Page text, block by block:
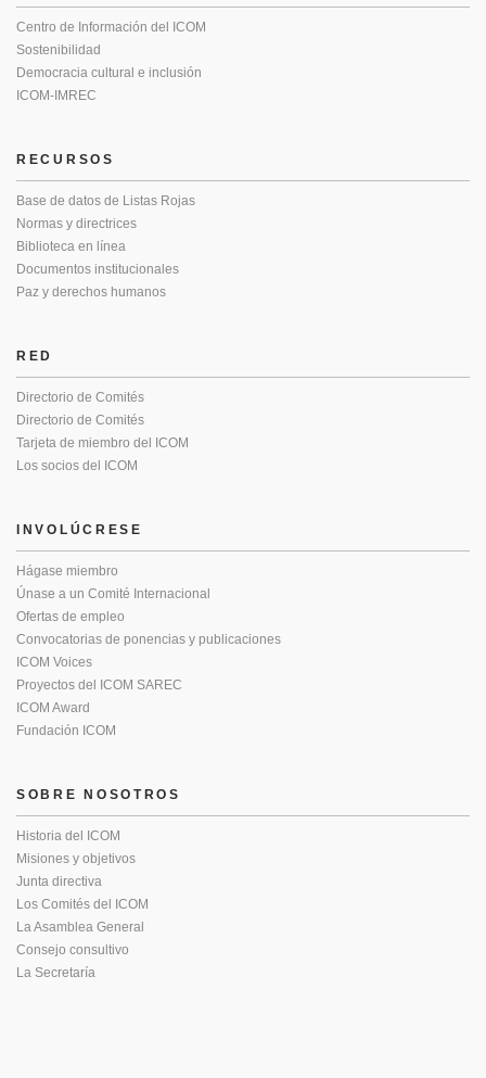
Centro de Información del ICOM
Sostenibilidad
Democracia cultural e inclusión
ICOM-IMREC
RECURSOS
Base de datos de Listas Rojas
Normas y directrices
Biblioteca en línea
Documentos institucionales
Paz y derechos humanos
RED
Directorio de Comités
Directorio de Comités
Tarjeta de miembro del ICOM
Los socios del ICOM
INVOLÚCRESE
Hágase miembro
Únase a un Comité Internacional
Ofertas de empleo
Convocatorias de ponencias y publicaciones
ICOM Voices
Proyectos del ICOM SAREC
ICOM Award
Fundación ICOM
SOBRE NOSOTROS
Historia del ICOM
Misiones y objetivos
Junta directiva
Los Comités del ICOM
La Asamblea General
Consejo consultivo
La Secretaría